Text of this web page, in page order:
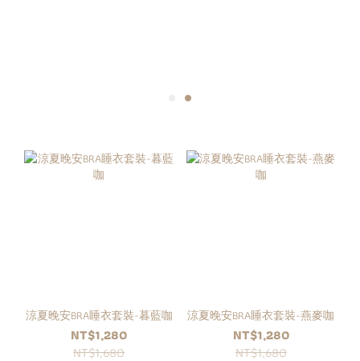
涼夏晚安BRA睡衣套裝-暮藍咖
NT$1,280
NT$1,680
涼夏晚安BRA睡衣套裝-燕麥咖
NT$1,280
NT$1,680